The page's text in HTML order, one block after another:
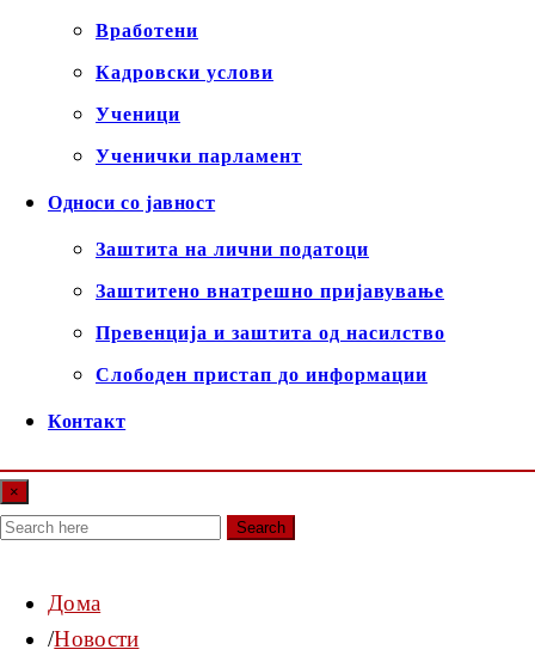
Вработени
Кадровски услови
Ученици
Ученички парламент
Односи со јавност
Заштита на лични податоци
Заштитено внатрешно пријавување
Превенција и заштита од насилство
Слободен пристап до информации
Контакт
×
Search
Дома
Новости